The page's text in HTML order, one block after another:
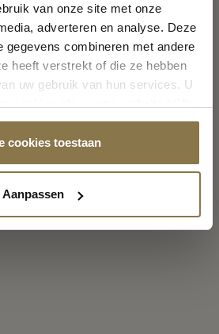
van onze site met onze
adverteren en analyse. Deze
gegevens combineren met andere
heeft verstrekt of die ze hebben
uw gebruik van hun services. U
cookies toestaan
Aanpassen
staan wij weer voor u
Sluiten